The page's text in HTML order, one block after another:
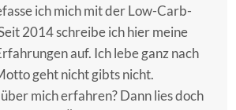
ich mich mit der Low-Carb-
2014 schreibe ich hier meine
auf. Ich lebe ganz nach
geht nicht gibts nicht.
mich erfahren? Dann lies doch